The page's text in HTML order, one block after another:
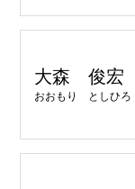
大森 俊宏
おおもり としひろ